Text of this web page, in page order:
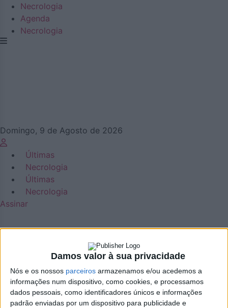
Damos valor à sua privacidade
Nós e os nossos parceiros armazenamos e/ou acedemos a
informações num dispositivo, como cookies, e processamos
dados pessoais, como identificadores únicos e informações
padrão enviadas por um dispositivo para publicidade e
Necrologia
Agenda
Necrologia
Domingo, 9 de Agosto de 2026
Últimas
Necrologia
Últimas
Necrologia
Assinar
Azemeis.net
24 de Fevereiro de 2023, 21:56